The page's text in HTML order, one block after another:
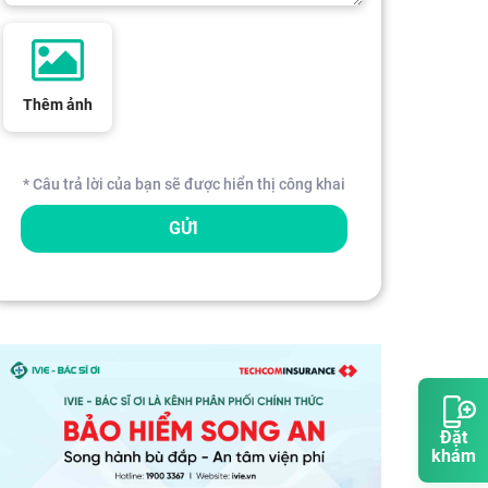
Đặt
khám
Thêm ảnh
* Câu trả lời của bạn sẽ được hiển thị công khai
GỬI